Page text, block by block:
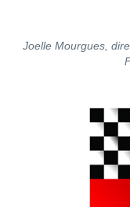
Joelle Mourgues,